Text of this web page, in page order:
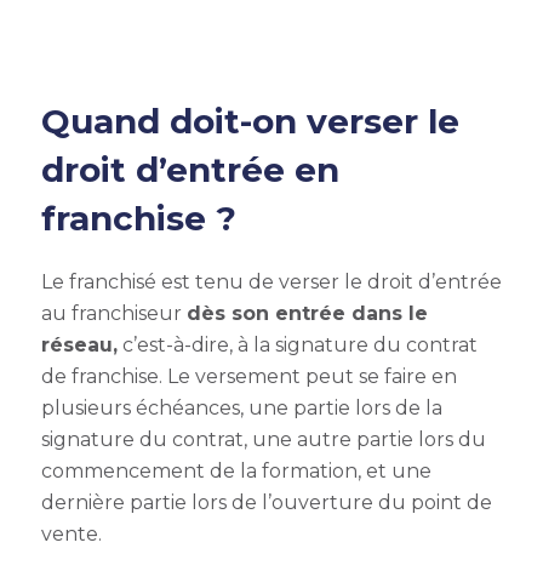
Quand doit-on verser le
droit d’entrée en
franchise ?
Le franchisé est tenu de verser le droit d’entrée
au franchiseur dès son entrée dans le
réseau,c’est-à-dire, à la signature du contrat
de franchise. Le versement peut se faire en
plusieurs échéances, une partie lors de la
signature du contrat, une autre partie lors du
commencement de la formation, et une
dernière partie lors de l’ouverture du point de
vente.